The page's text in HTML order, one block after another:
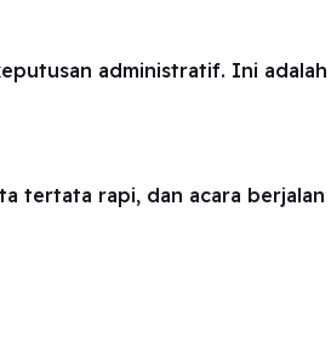
administratif. Ini adalah
tertata rapi, dan acara berjalan